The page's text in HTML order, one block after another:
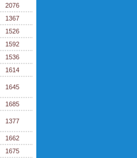
2076
1367
1526
1592
1536
1614
1645
1685
1377
1662
1675